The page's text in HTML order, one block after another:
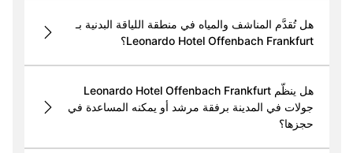
هل تُقدَّم المناشف والمياه في منطقة اللياقة البدنية بـ
Leonardo Hotel Offenbach Frankfurt؟
هل ينظّم Leonardo Hotel Offenbach Frankfurt
جولات في المدينة برفقة مرشد أو يمكنه المساعدة في
حجزها؟